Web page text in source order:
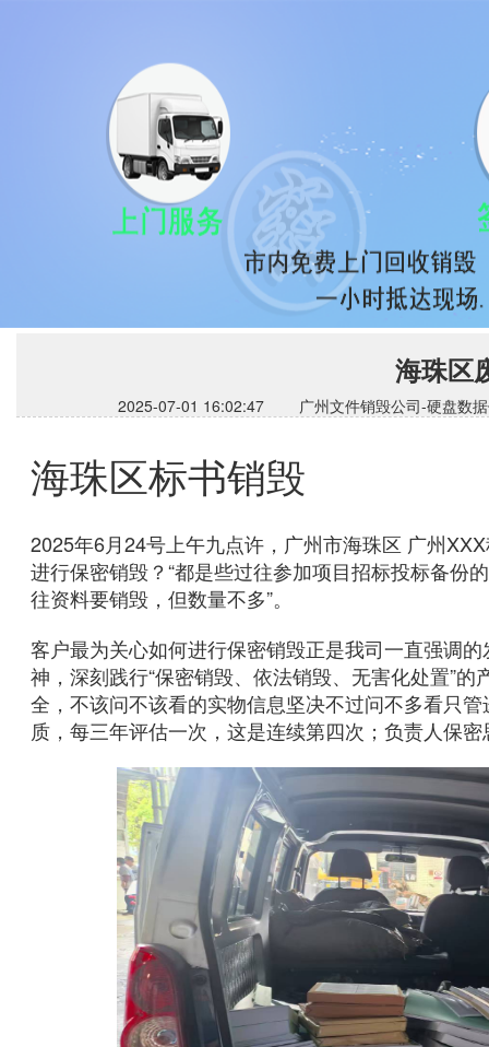
海珠区
2025-07-01 16:02:47 广州文件销毁公司-硬盘数
海珠区标书销毁
2025年6月24号上午九点许，广州市海珠区 广州
进行保密销毁？“都是些过往参加项目招标投标备份
往资料要销毁，但数量不多”。
客户最为关心如何进行保密销毁正是我司一直强调
神，深刻践行“保密销毁、依法销毁、无害化处置”
全，不该问不该看的实物信息坚决不过问不多看只
质，每三年评估一次，这是连续第四次；负责人保